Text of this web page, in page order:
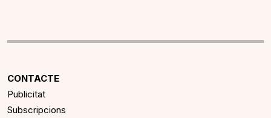
CONTACTE
Publicitat
Subscripcions